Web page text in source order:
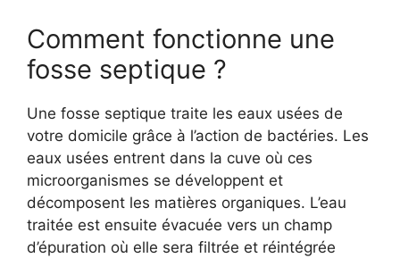
Comment fonctionne une
fosse septique ?
Une fosse septique traite les eaux usées de
votre domicile grâce à l’action de bactéries. Les
eaux usées entrent dans la cuve où ces
microorganismes se développent et
décomposent les matières organiques. L’eau
traitée est ensuite évacuée vers un champ
d’épuration où elle sera filtrée et réintégrée